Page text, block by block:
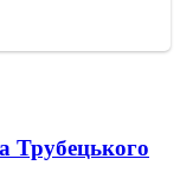
Трубецького